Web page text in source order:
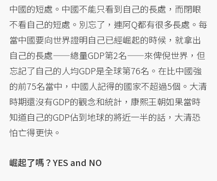
中國的短處。中國不能只看到自己的長處，而閉眼
不看自己的短處。別忘了，連阿Q都有很多長處。每
當中國要向世界證明自己已經崛起的時候，就拿出
自己的長處——總量GDP第2名——來俾倪世界，但
忘記了自己的人均GDP是全球第76名。在比中國強
的前75名當中，中國人記得的國家不超過5個。大清
時期還沒有GDP的觀念和統計，康熙王朝如果當時
知道自己的GDP佔到地球的將近一半的話，大清恐
怕亡得更快。
崛起了嗎？YES and NO